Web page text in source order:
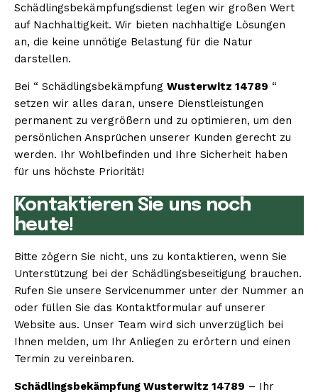
Schädlingsbekämpfungsdienst legen wir großen Wert
auf Nachhaltigkeit. Wir bieten nachhaltige Lösungen
an, die keine unnötige Belastung für die Natur
darstellen.
Bei “ Schädlingsbekämpfung Wusterwitz 14789 “
setzen wir alles daran, unsere Dienstleistungen
permanent zu vergrößern und zu optimieren, um den
persönlichen Ansprüchen unserer Kunden gerecht zu
werden. Ihr Wohlbefinden und Ihre Sicherheit haben
für uns höchste Priorität!
Kontaktieren Sie uns noch
heute!
Bitte zögern Sie nicht, uns zu kontaktieren, wenn Sie
Unterstützung bei der Schädlingsbeseitigung brauchen.
Rufen Sie unsere Servicenummer unter der Nummer an
oder füllen Sie das Kontaktformular auf unserer
Website aus. Unser Team wird sich unverzüglich bei
Ihnen melden, um Ihr Anliegen zu erörtern und einen
Termin zu vereinbaren.
Schädlingsbekämpfung Wusterwitz 14789 – Ihr